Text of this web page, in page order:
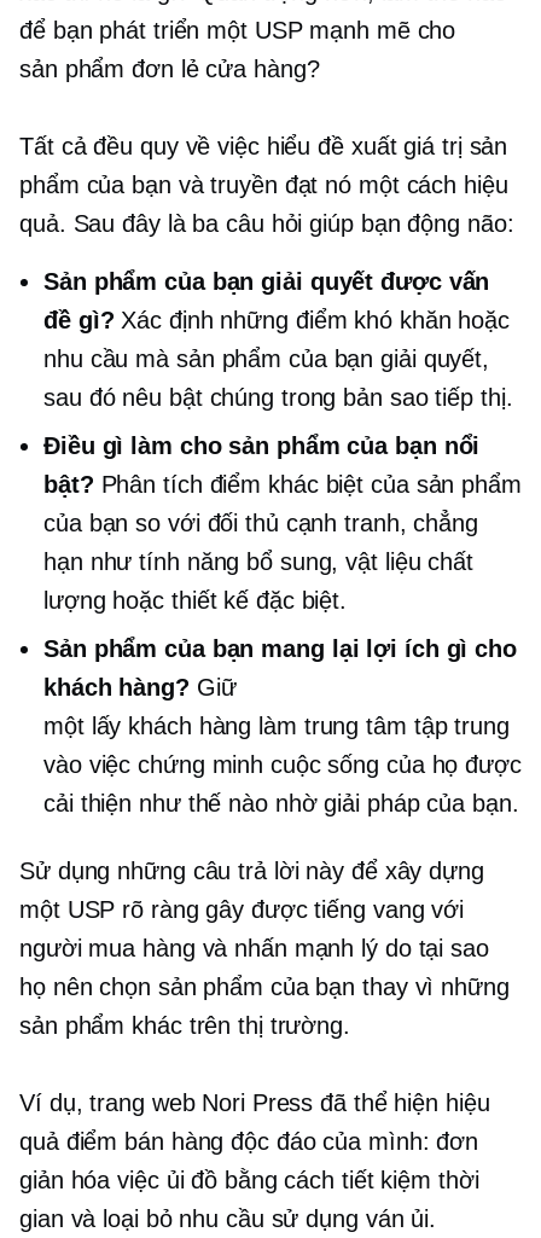
để bạn phát triển một USP mạnh mẽ cho
sản phẩm đơn lẻcửa hàng?
Tất cả đều quy về việc hiểu đề xuất giá trị sản
phẩm của bạn và truyền đạt nó một cách hiệu
quả. Sau đây là ba câu hỏi giúp bạn động não:
Sản phẩm của bạn giải quyết được vấn
đề gì? Xác định những điểm khó khăn hoặc
nhu cầu mà sản phẩm của bạn giải quyết,
sau đó nêu bật chúng trong bản sao tiếp thị.
Điều gì làm cho sản phẩm của bạn nổi
bật? Phân tích điểm khác biệt của sản phẩm
của bạn so với đối thủ cạnh tranh, chẳng
hạn như tính năng bổ sung, vật liệu chất
lượng hoặc thiết kế đặc biệt.
Sản phẩm của bạn mang lại lợi ích gì cho
khách hàng? Giữ
một lấy khách hàng làm trung tâm tập trung
vào việc chứng minh cuộc sống của họ được
cải thiện như thế nào nhờ giải pháp của bạn.
Sử dụng những câu trả lời này để xây dựng
một USP rõ ràng gây được tiếng vang với
người mua hàng và nhấn mạnh lý do tại sao
họ nên chọn sản phẩm của bạn thay vì những
sản phẩm khác trên thị trường.
Ví dụ, trang web Nori Press đã thể hiện hiệu
quả điểm bán hàng độc đáo của mình: đơn
giản hóa việc ủi đồ bằng cách tiết kiệm thời
gian và loại bỏ nhu cầu sử dụng ván ủi.